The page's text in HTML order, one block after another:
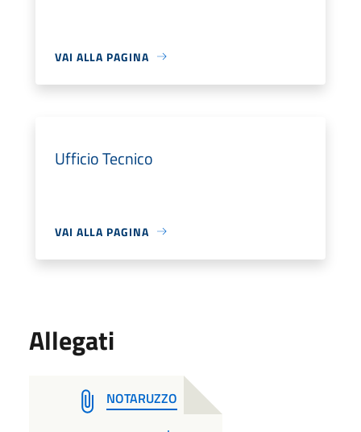
VAI ALLA PAGINA
Ufficio Tecnico
VAI ALLA PAGINA
Allegati
NOTARUZZO